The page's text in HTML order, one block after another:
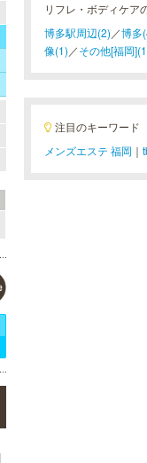
リフレ・ボディケア
博多駅周辺(2) ／博多
像(1) ／その他[福岡
注目のキーワード
メンズエステ 福岡 ｜